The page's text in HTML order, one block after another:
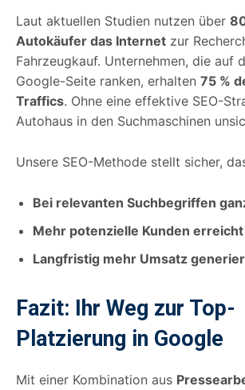
Laut aktuellen Studien nutzen über
Autokäufer das Internet zur
Fahrzeugkauf. Unternehmen, die auf
Google-Seite ranken, erhalten 75 %
Traffics. Ohne eine effektive SEO-
Autohaus in den Suchmaschinen
Unsere SEO-Methode stellt sicher,
Bei relevanten Suchbegriffen
Mehr potenzielle Kunden erreicht
Langfristig mehr Umsatz
Fazit: Ihr Weg zur Top-
Platzierung in Google
Mit einer Kombination aus